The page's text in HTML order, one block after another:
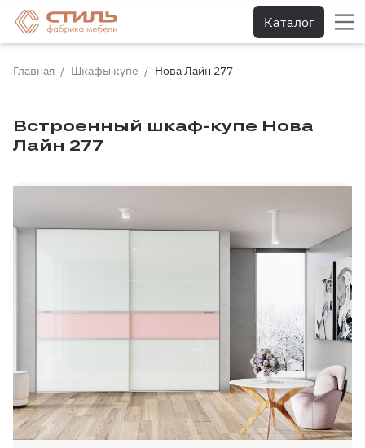
Каталог
Главная Шкафы купе Нова Лайн 277
Встроенный шкаф-купе Нова
Лайн 277